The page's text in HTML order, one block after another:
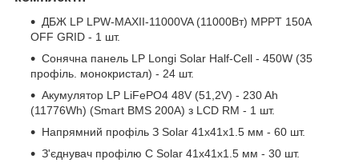
ДБЖ LP LPW-MAXII-11000VA (11000Вт) MPPT 150A
OFF GRID - 1 шт.
Сонячна панель LP Longi Solar Half-Cell - 450W (35
профіль. монокристал) - 24 шт.
Акумулятор LP LiFePO4 48V (51,2V) - 230 Ah
(11776Wh) (Smart BMS 200A) з LCD RM - 1 шт.
Напрямний профіль З Solar 41х41х1.5 мм - 60 шт.
З'єднувач профілю С Solar 41х41х1.5 мм - 30 шт.